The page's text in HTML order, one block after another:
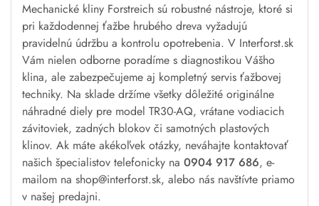
Mechanické kliny Forstreich sú robustné nástroje, ktoré si
pri každodennej ťažbe hrubého dreva vyžadujú
pravidelnú údržbu a kontrolu opotrebenia. V Interforst.sk
Vám nielen odborne poradíme s diagnostikou Vášho
klina, ale zabezpečujeme aj kompletný servis ťažbovej
techniky. Na sklade držíme všetky dôležité originálne
náhradné diely pre model TR30-AQ, vrátane vodiacich
závitoviek, zadných blokov či samotných plastových
klinov. Ak máte akékoľvek otázky, neváhajte kontaktovať
našich špecialistov telefonicky na 0904 917 686, e-
mailom na shop@interforst.sk, alebo nás navštívte priamo
v našej predajni.